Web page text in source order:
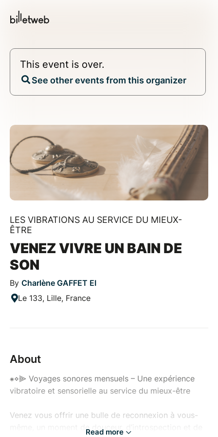
This event is over.
See other events from this organizer
LES VIBRATIONS AU SERVICE DU MIEUX-
ÊTRE
VENEZ VIVRE UN BAIN DE
SON
By Charlène GAFFET EI
Le 133, Lille, France
About
⁕⋄⫸ Voyages sonores mensuels – Une expérience
vibratoire et sensorielle au service du mieux-être
Venez vous offrir une bulle de reconnexion à vous-
même, un moment de douceur, d’introspection et de
Read more